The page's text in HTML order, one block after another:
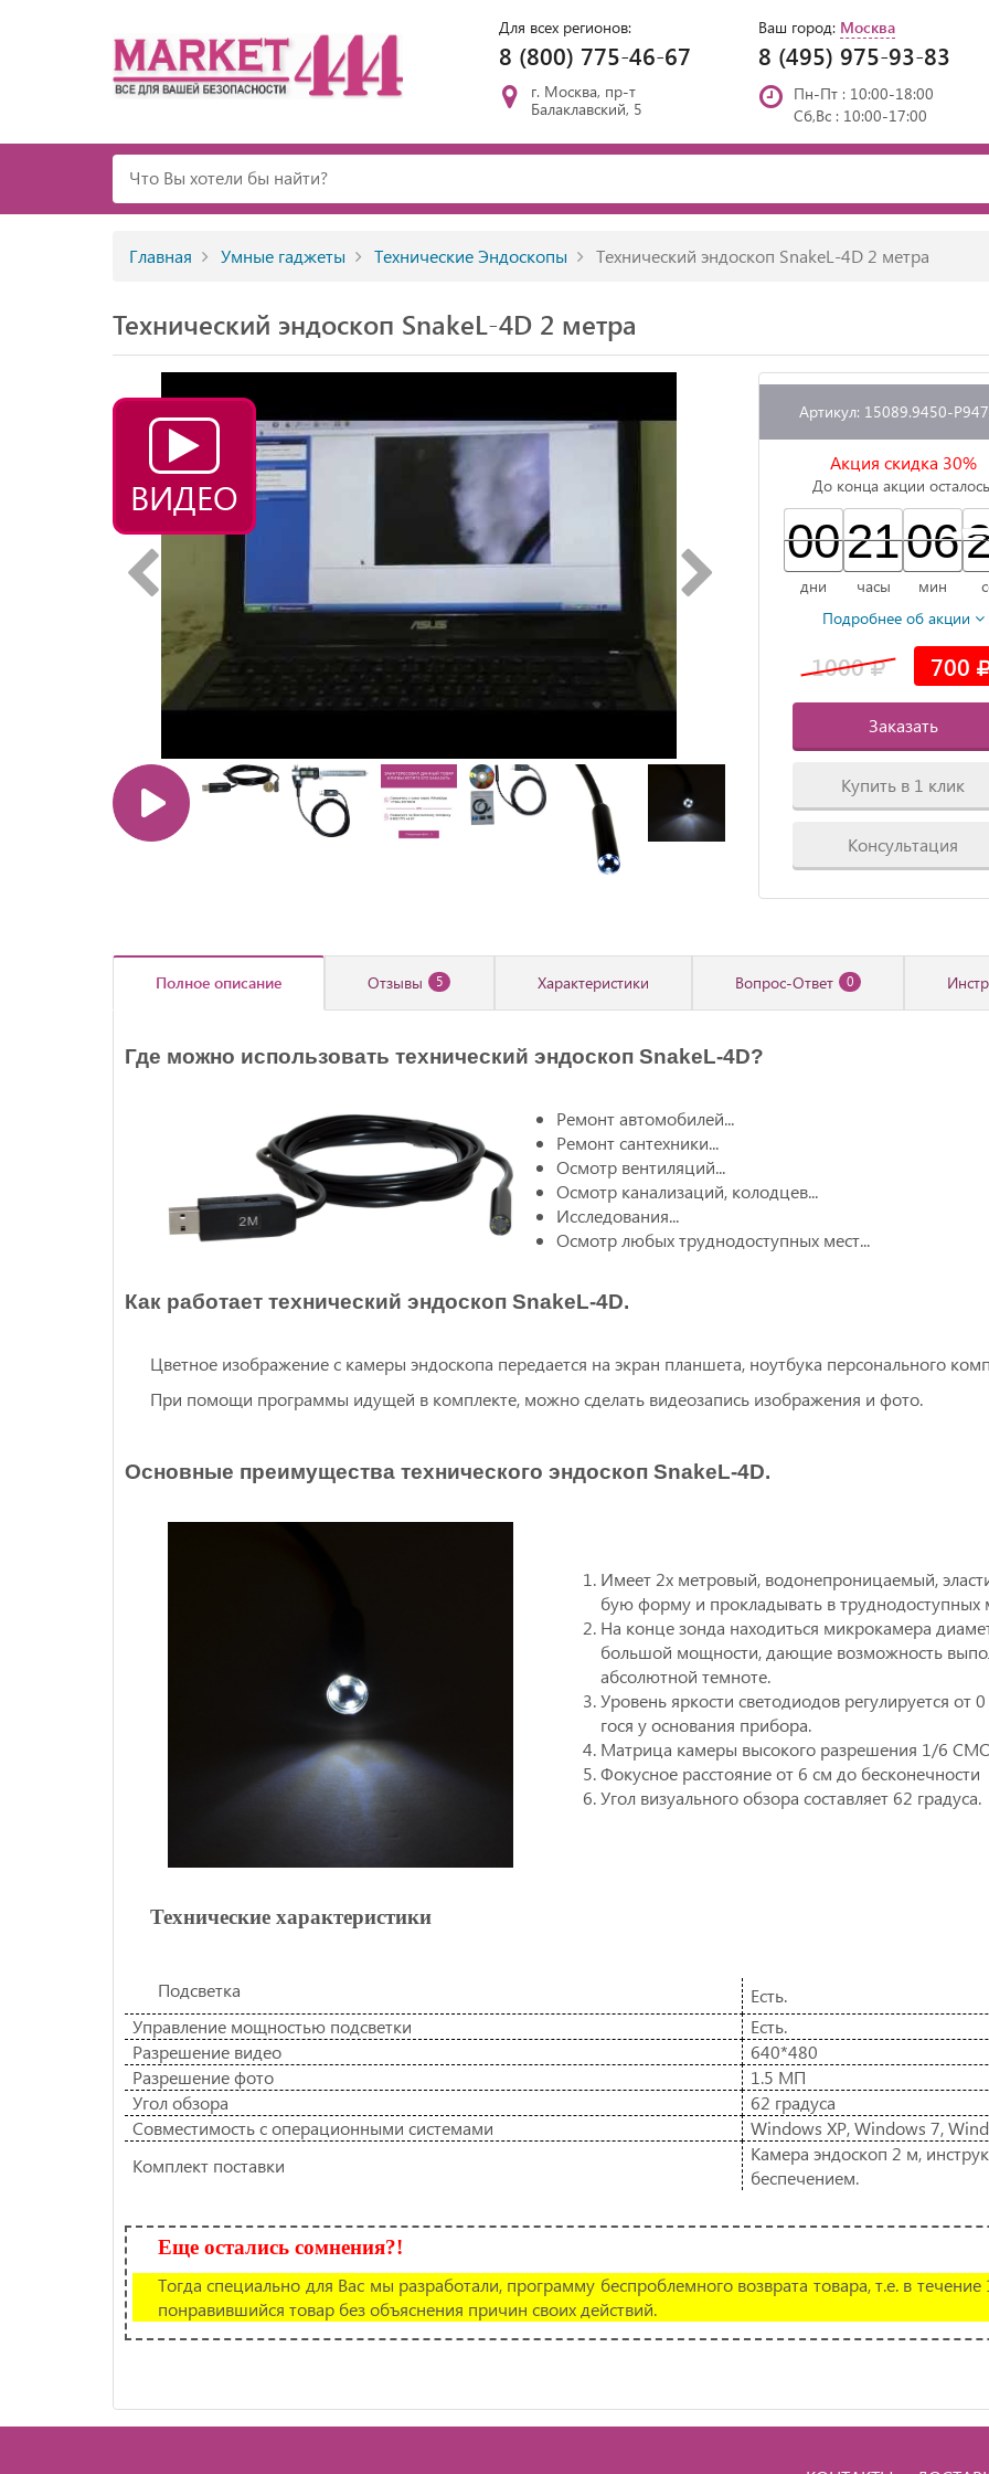
Для всех регионов:
8 (800) 775-46-67
Ваш город: Москва
8 (495) 975-93-83
г. Москва, пр-т
Балаклавский, 5
Пн-Пт : 10:00-18:00
Сб,Вс : 10:00-17:00
Главная Умные гаджеты Технические Эндоскопы Технический эндоскоп SnakeL-4D 2 метра
Технический эндоскоп SnakeL-4D 2 метра
ВИДЕО
Артикул: 15089.9450-
Акция скидка 30%
До конца акции
00
00
00
дни
21
21
00
часы
06
06
00
мин
Подробнее об акции
1000 700
Заказать
Купить в 1 клик
Консультация
Полное описание Отзывы 5 Характеристики Вопрос-Ответ 0
Где можно использовать технический эндоскоп SnakeL-4D?
Ремонт автомобилей...
Ремонт сантехники...
Осмотр вентиляций...
Осмотр канализаций, колодцев...
Исследования...
Осмотр любых труднодоступных мест...
Как работает технический эндоскоп SnakeL-4D.
Цветное изображение с камеры эндоскопа передается на экран планшета, ноутбука персонального
При помощи программы идущей в комплекте, можно сделать видеозапись изображения и фото.
Основные преимущества технического эндоскоп SnakeL-4D.
Имеет 2х метровый, водонепроницаемый,
бую форму и прокладывать в труднодоступных
На конце зонда находиться микрокамера
большой мощности, дающие возможность
абсолютной темноте.
Уровень яркости светодиодов регулируется
гося у основания прибора.
Матрица камеры высокого разрешения 1/6
Фокусное расстояние от 6 см до бесконечности
Угол визуального обзора составляет 62 градуса.
Технические характеристики
Подсветка
Есть.
Управление мощностью подсветки
Есть.
Разрешение видео
640*480
Разрешение фото
1.5 МП
Угол обзора
62 градуса
Совместимость с операционными системами
Windows XP, Windows 7,
Комплект поставки
Камера эндоскоп 2 м,
беспечением.
Еще остались сомнения?!
Тогда специально для Вас мы разработали, программу беспроблемного возврата товара, т.е. в
понравившийся товар без объяснения причин своих действий.